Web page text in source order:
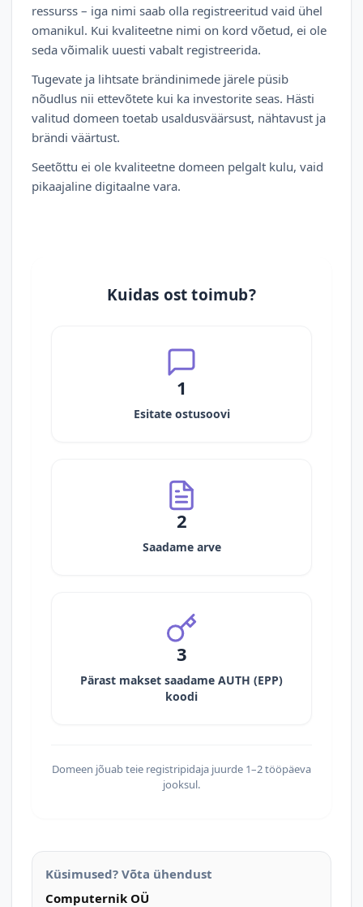
ressurss – iga nimi saab olla registreeritud vaid ühel
omanikul. Kui kvaliteetne nimi on kord võetud, ei ole
seda võimalik uuesti vabalt registreerida.
Tugevate ja lihtsate brändinimede järele püsib
nõudlus nii ettevõtete kui ka investorite seas. Hästi
valitud domeen toetab usaldusväärsust, nähtavust ja
brändi väärtust.
Seetõttu ei ole kvaliteetne domeen pelgalt kulu, vaid
pikaajaline digitaalne vara.
Kuidas ost toimub?
1
Esitate ostusoovi
2
Saadame arve
3
Pärast makset saadame AUTH (EPP)
koodi
Domeen jõuab teie registripidaja juurde 1–2 tööpäeva
jooksul.
Küsimused? Võta ühendust
Computernik OÜ